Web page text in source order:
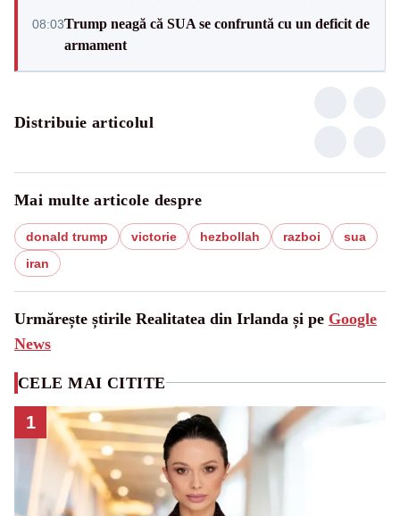
08:03Trump neagă că SUA se confruntă cu un deficit de
armament
Distribuie articolul
Mai multe articole despre
donald trump victorie hezbollah razboi
sua
iran
Urmărește știrile Realitatea din Irlanda și pe Google
News
CELE MAI CITITE
1